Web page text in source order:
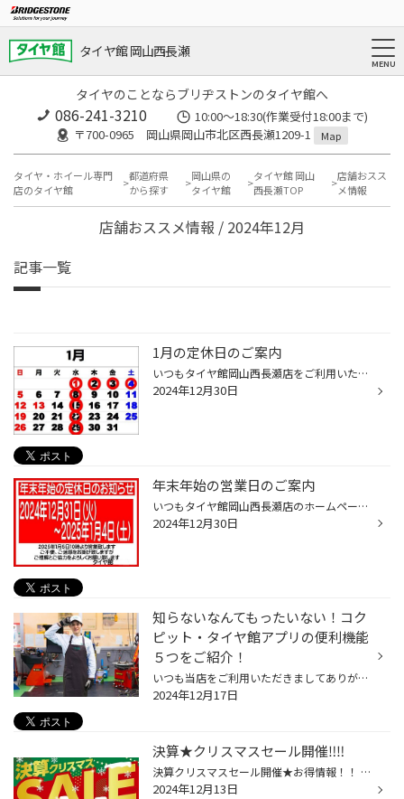
タイヤ館 岡山西長瀬
タイヤのことならブリヂストンのタイヤ館へ
086-241-3210
10:00〜18:30(作業受付18:00まで)
〒700-0965 岡山県岡山市北区西長瀬1209-1
Map
タイヤ・ホイール専門
店のタイヤ館
都道府県
から探す
岡山県の
タイヤ館
タイヤ館 岡山
西長瀬TOP
店舗おスス
メ情報
店舗おススメ情報 / 2024年12月
記事一覧
1月の定休日のご案内
いつもタイヤ館岡山西長瀬店をご利用いただきありがとうございます。 1月のお休みは 1日（水）2日（木）3日（金）4日（土）8日（水）15日（水）22日（水）29日（水） になります。ご迷惑をおかけしますがよろしくお願い致します。
2024年12月30日
年末年始の営業日のご案内
いつもタイヤ館岡山西長瀬店のホームページを ご利用頂き、誠にありがとうございます 皆様に、年末年始のお休みについてのお知らせです タイヤ館は、２０２４年１２月３１日～２０2５年１月４日まで お休みさせて頂きます お休み中は、ご迷惑をお掛け致しますが 何卒、ご理解ご協力をよろしくお願い...
2024年12月30日
知らないなんてもったいない！コク
ピット・タイヤ館アプリの便利機能
５つをご紹介！
いつも当店をご利用いただきましてありがとうございます。 コクピット・タイヤ館には、 お客様が、これからも便利に利用いただけるように、 便利な機能を搭載しているコクピット・タイヤ館アプリがあるのをご存じでしょうか。 当店をご利用いただいているお客様へは、ご来店いただいた際にご紹介さ...
2024年12月17日
決算★クリスマスセール開催‼︎‼︎
決算クリスマスセール開催★お得情報！！ 期間：12月14日（土）～12月25日（水） ★決算クリスマスセール期間中特典について★ 【特典①】ブリヂストンタイヤ４本セットでお得なクーポンが使えます♪ タイヤ館無料アプリを ダウンロードして下さった方は、 サイズごとにお得なクーポンが ございますっΣ(*...
2024年12月13日